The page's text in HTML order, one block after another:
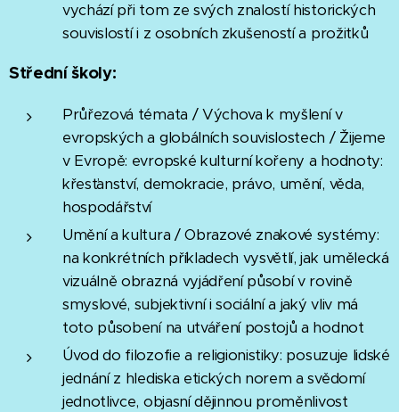
vychází při tom ze svých znalostí historických
souvislostí i z osobních zkušeností a prožitků
Střední školy:
Průřezová témata / Výchova k myšlení v
evropských a globálních souvislostech / Žijeme
v Evropě: evropské kulturní kořeny a hodnoty:
křesťanství, demokracie, právo, umění, věda,
hospodářství
Umění a kultura / Obrazové znakové systémy:
na konkrétních příkladech vysvětlí, jak umělecká
vizuálně obrazná vyjádření působí v rovině
smyslové, subjektivní i sociální a jaký vliv má
toto působení na utváření postojů a hodnot
Úvod do filozofie a religionistiky: posuzuje lidské
jednání z hlediska etických norem a svědomí
jednotlivce, objasní dějinnou proměnlivost